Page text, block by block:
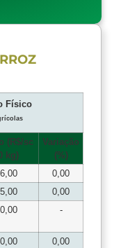
Físico
(R$/sc
kg)
Variação
(%)
0,00
0,00
-
0,00